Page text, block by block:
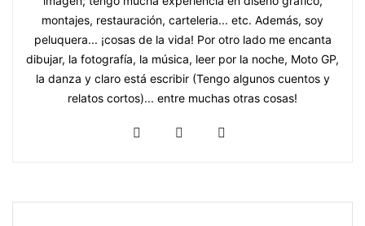
montajes, restauración, carteleria... etc. Además, soy
peluquera... ¡cosas de la vida! Por otro lado me encanta
dibujar, la fotografía, la música, leer por la noche, Moto GP,
la danza y claro está escribir (Tengo algunos cuentos y
relatos cortos)... entre muchas otras cosas!